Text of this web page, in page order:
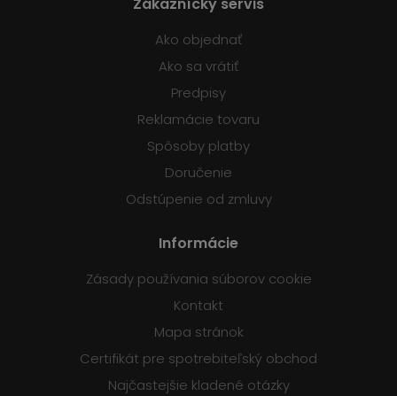
Ako objednať
Ako sa vrátiť
Predpisy
Reklamácie tovaru
Spôsoby platby
Doručenie
Odstúpenie od zmluvy
Informácie
Zásady používania súborov cookie
Kontakt
Mapa stránok
Certifikát pre spotrebiteľský obchod
Najčastejšie kladené otázky